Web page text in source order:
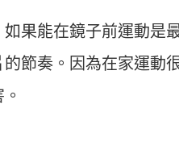
果能在鏡子前運動是
節奏。因為在家運動